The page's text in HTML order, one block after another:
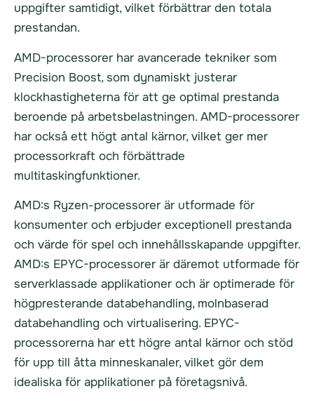
uppgifter samtidigt, vilket förbättrar den totala
prestandan.
AMD-processorer har avancerade tekniker som
Precision Boost, som dynamiskt justerar
klockhastigheterna för att ge optimal prestanda
beroende på arbetsbelastningen. AMD-processorer
har också ett högt antal kärnor, vilket ger mer
processorkraft och förbättrade
multitaskingfunktioner.
AMD:s Ryzen-processorer är utformade för
konsumenter och erbjuder exceptionell prestanda
och värde för spel och innehållsskapande uppgifter.
AMD:s EPYC-processorer är däremot utformade för
serverklassade applikationer och är optimerade för
högpresterande databehandling, molnbaserad
databehandling och virtualisering. EPYC-
processorerna har ett högre antal kärnor och stöd
för upp till åtta minneskanaler, vilket gör dem
idealiska för applikationer på företagsnivå.